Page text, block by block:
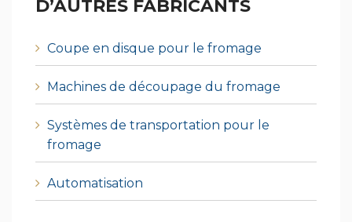
D’AUTRES FABRICANTS
Coupe en disque pour le fromage
Machines de découpage du fromage
Systèmes de transportation pour le
fromage
Automatisation